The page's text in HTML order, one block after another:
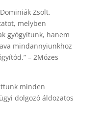
Zsolt,
melyben
gyógyítunk, hanem
mindannyiunkhoz
– 2Mózes
minden
dolgozó áldozatos